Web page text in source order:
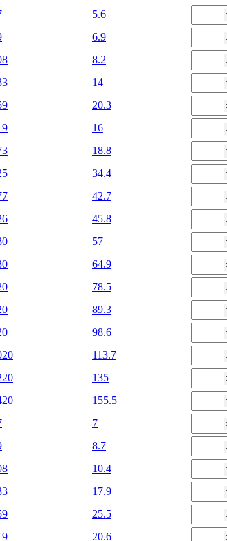
5.6
6.9
8.2
14
20.3
16
18.8
34.4
42.7
45.8
57
64.9
78.5
89.3
98.6
113.7
135
155.5
7
8.7
10.4
17.9
25.5
20.6